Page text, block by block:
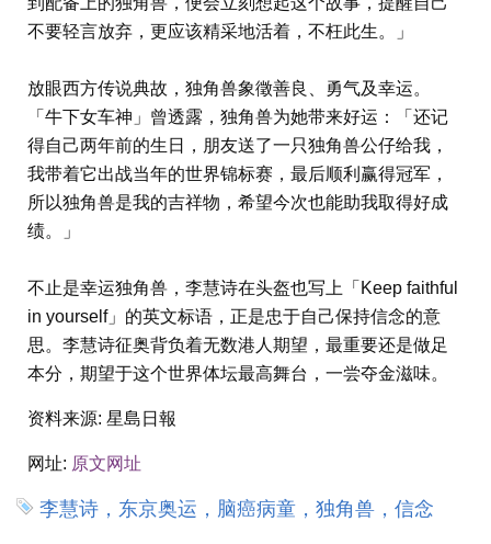
不要轻言放弃，更应该精采地活着，不枉此生。」
放眼西方传说典故，独角兽象徵善良、勇气及幸运。
「牛下女车神」曾透露，独角兽为她带来好运：「还记
得自己两年前的生日，朋友送了一只独角兽公仔给我，
我带着它出战当年的世界锦标赛，最后顺利赢得冠军，
所以独角兽是我的吉祥物，希望今次也能助我取得好成
绩。」
不止是幸运独角兽，李慧诗在头盔也写上「Keep faithful
in yourself」的英文标语，正是忠于自己保持信念的意
思。李慧诗征奥背负着无数港人期望，最重要还是做足
本分，期望于这个世界体坛最高舞台，一尝夺金滋味。
资料来源: 星島日報
网址: 原文网址
李慧诗，东京奥运，脑癌病童，独角兽，信念